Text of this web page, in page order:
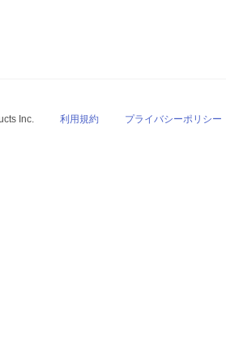
Inc. 利用規約 プライバシーポリシー